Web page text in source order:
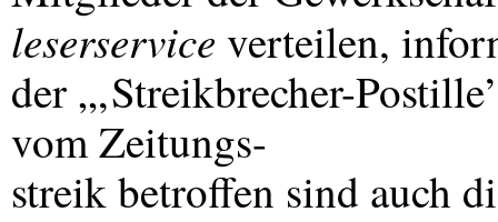
leserservice verteilen,
der „‚Streikbrecher-
vom Zeitungs-
streik betroffen sind auch